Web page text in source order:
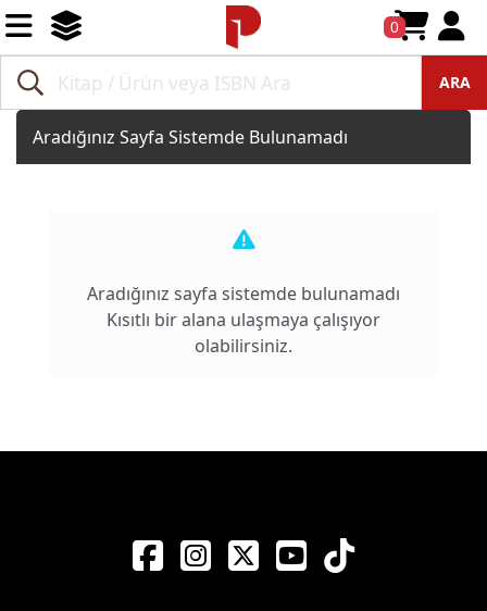
0
ARA
Aradığınız Sayfa Sistemde Bulunamadı
Aradığınız sayfa sistemde bulunamadı
Kısıtlı bir alana ulaşmaya çalışıyor
olabilirsiniz.